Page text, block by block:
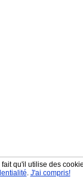
qu'il utilise des
. J'ai compris!